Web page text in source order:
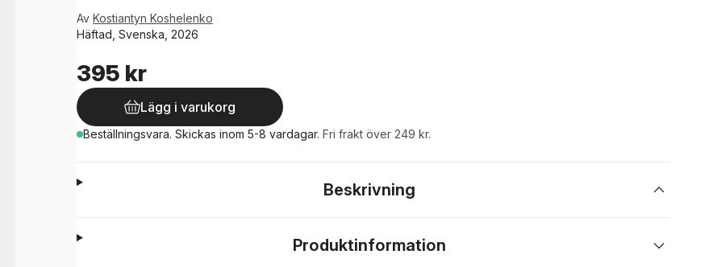
Av Kostiantyn Koshelenko
Häftad, Svenska, 2026
395 kr
Lägg i varukorg
Beställningsvara. Skickas inom 5-8 vardagar. Fri frakt över 249 kr.
Beskrivning
Produktinformation